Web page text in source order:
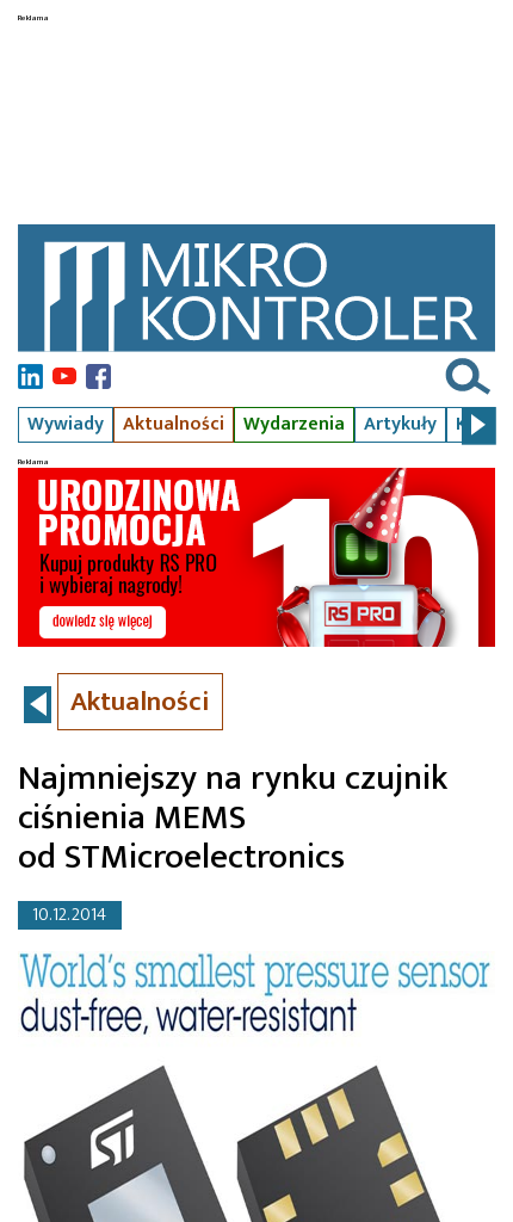
Wywiady Aktualności Wydarzenia Artykuły Kursy
Aktualności
Najmniejszy na rynku czujnik
ciśnienia MEMS
od STMicroelectronics
10.12.2014